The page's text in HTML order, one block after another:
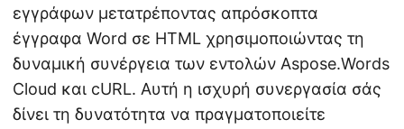
εγγράφων μετατρέποντας απρόσκοπτα
έγγραφα Word σε HTML χρησιμοποιώντας τη
δυναμική συνέργεια των εντολών Aspose.Words
Cloud και cURL. Αυτή η ισχυρή συνεργασία σάς
δίνει τη δυνατότητα να πραγματοποιείτε